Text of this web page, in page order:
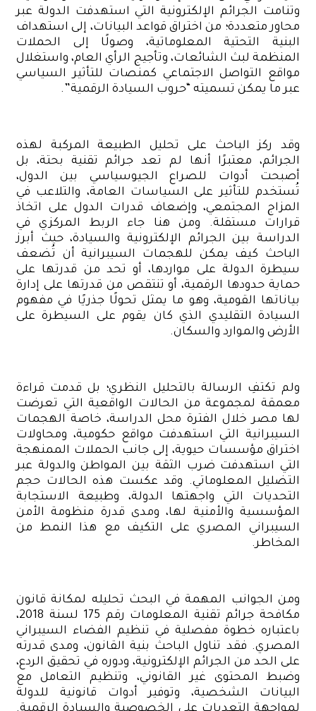
وتنامت الجرائم الإلكترونية التي استهدفت الدولة عبر
محاور متعددة؛ من اختراق قواعد البيانات، إلى استهداف
البنية التحتية المعلوماتية، وصولًا إلى الحملات
المنظمة لبث الشائعات، وتأجيج الرأي العام، واستغلال
مواقع التواصل الاجتماعي كمنصات للتأثير السياسي
عبر ما يمكن تسميته “حروب السيادة الرقمية”.
وقد ركز الباحث على تحليل الطبيعة المركبة لهذه
الجرائم، معتبرًا أنها لم تعد جرائم تقنية بحتة، بل
أصبحت أدوات للصراع الجيوسياسي بين الدول،
تُستخدم للتأثير على السياسات العامة، والتلاعب في
المزاج المجتمعي، وإضعاف قدرات الدول على اتخاذ
قرارات مستقلة. ومن هنا جاء الربط المركزي في
الدراسة بين الجرائم الإلكترونية والسيادة، حيث أبرز
الباحث كيف يمكن للهجمات السيبرانية أن تُضعف
سيطرة الدولة على مواردها، أو تحد من قدرتها على
حماية حدودها الرقمية، أو تنتقص من قدرتها على إدارة
بياناتها القومية، وهو ما يمثل تحولًا جذريًا في مفهوم
السيادة التقليدي الذي كان يقوم على السيطرة على
الأرض والموارد والسكان.
ولم تكتفِ الرسالة بالتحليل النظري؛ بل قدمت قراءة
معمقة لمجموعة من الحالات الواقعية التي تعرضت
لها مصر خلال الفترة محل الدراسة، خاصة الهجمات
السيبرانية التي استهدفت مواقع حكومية، ومحاولات
اختراق مؤسسات حيوية، إلى جانب الحملات الممنهجة
التي استهدفت ضرب الثقة بين المواطن والدولة عبر
التضليل المعلوماتي. وقد عكست هذه الحالات حجم
التحديات التي واجهتها الدولة، وطبيعة الاستجابة
المؤسسية والأمنية لها، ومدى قدرة منظومة الأمن
السيبراني المصري على التكيف مع هذا النمط من
المخاطر.
ومن الجوانب المهمة في البحث تحليله لمكانة قانون
مكافحة جرائم تقنية المعلومات رقم 175 لسنة 2018،
باعتباره خطوة مفصلية في تنظيم الفضاء السيبراني
المصري. فقد تناول الباحث بنية القانون، ومدى قدرته
على الحد من الجرائم الإلكترونية، ودوره في تحقيق الردع،
وضبط المحتوى غير القانوني، وتنظيم التعامل مع
البيانات الشخصية، وتوفير أدوات قانونية للدولة